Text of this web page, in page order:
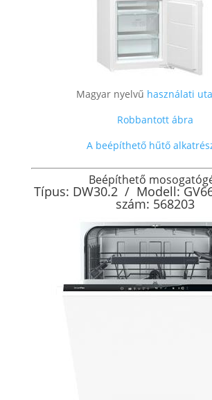
Magyar nyelvű használati
Robbantott ábra
A beépíthető hűtő
Beépíthető
Típus: DW30.2 / Modell:
szám: 568203